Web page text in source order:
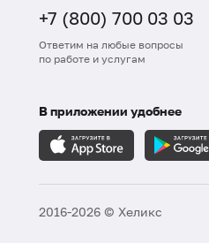
+7 (800) 700 03 03
Ответим на любые вопросы
по работе и услугам
В приложении удобнее
2016-2026 © Хеликс